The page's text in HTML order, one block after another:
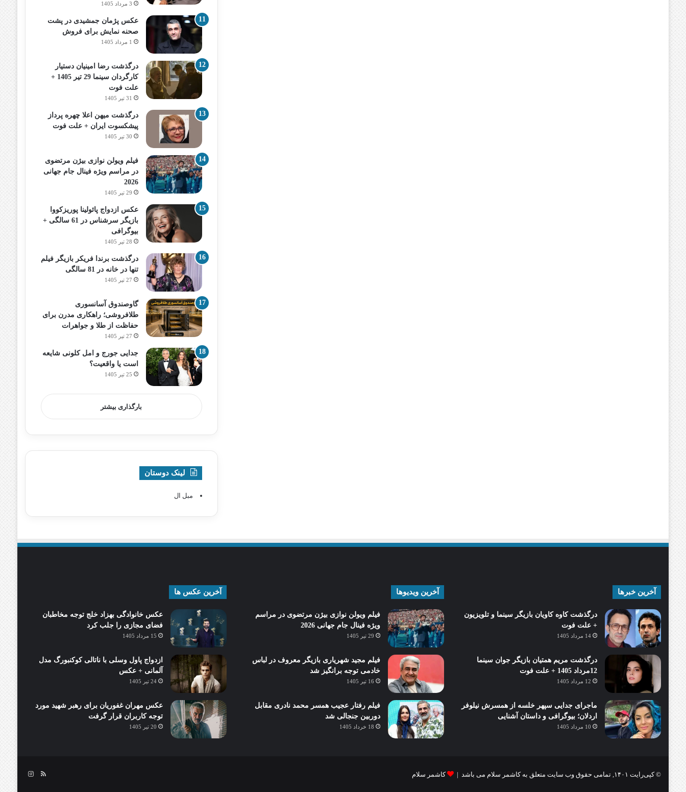
3 مرداد 1405
عکس پژمان جمشیدی در پشت
صحنه نمایش برای فروش
1 مرداد 1405
درگذشت رضا امینیان دستیار
کارگردان سینما 29 تیر 1405 +
علت فوت
31 تیر 1405
درگذشت میهن اعلا چهره پرداز
پیشکسوت ایران + علت فوت
30 تیر 1405
فیلم ویولن نوازی بیژن مرتضوی
در مراسم ویژه فینال جام جهانی
2026
29 تیر 1405
عکس ازدواج پائولینا پوریزکووا
بازیگر سرشناس در 61 سالگی +
بیوگرافی
28 تیر 1405
درگذشت برندا فریکر بازیگر فیلم
تنها در خانه در 81 سالگی
27 تیر 1405
گاوصندوق آسانسوری
طلافروشی؛ راهکاری مدرن برای
حفاظت از طلا و جواهرات
27 تیر 1405
جدایی جورج و امل کلونی شایعه
است یا واقعیت؟
25 تیر 1405
بارگذاری بیشتر
لینک دوستان
مبل ال
آخرین خبرها
درگذشت کاوه کاویان بازیگر سینما و تلویزیون
+ علت فوت
14 مرداد 1405
درگذشت مریم همتیان بازیگر جوان سینما
12مرداد 1405 + علت فوت
12 مرداد 1405
ماجرای جدایی سپهر خلسه از همسرش نیلوفر
اردلان؛ بیوگرافی و داستان آشنایی
10 مرداد 1405
آخرین ویدیوها
فیلم ویولن نوازی بیژن مرتضوی در مراسم
ویژه فینال جام جهانی 2026
29 تیر 1405
فیلم مجید شهریاری بازیگر معروف در لباس
خادمی توجه برانگیز شد
16 تیر 1405
فیلم رفتار عجیب همسر محمد نادری مقابل
دوربین جنجالی شد
18 خرداد 1405
آخرین عکس ها
عکس خانوادگی بهزاد خلج توجه مخاطبان
فضای مجازی را جلب کرد
15 مرداد 1405
ازدواج پاول وسلی با ناتالی کوکنبورگ مدل
آلمانی + عکس
24 تیر 1405
عکس مهران غفوریان برای رهبر شهید مورد
توجه کاربران قرار گرفت
20 تیر 1405
© کپی‌رایت ۱۴۰۱, تمامی حقوق وب سایت متعلق به کاشمر سلام می باشد | کاشمر سلام خوراکاینستاگرام